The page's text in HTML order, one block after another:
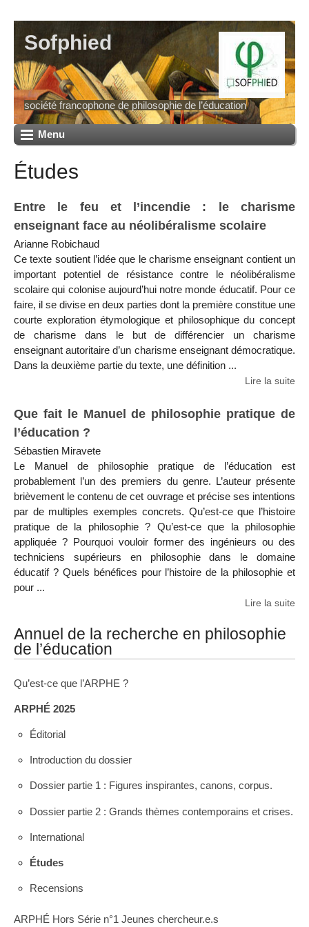
Sofphied
société francophone de philosophie de l’éducation
Menu
Études
Entre le feu et l’incendie : le charisme
enseignant face au néolibéralisme scolaire
Arianne Robichaud
Ce texte soutient l’idée que le charisme enseignant contient un
important potentiel de résistance contre le néolibéralisme
scolaire qui colonise aujourd’hui notre monde éducatif. Pour ce
faire, il se divise en deux parties dont la première constitue une
courte exploration étymologique et philosophique du concept
de charisme dans le but de différencier un charisme
enseignant autoritaire d’un charisme enseignant démocratique.
Dans la deuxième partie du texte, une définition ...
Lire la suite
Que fait le Manuel de philosophie pratique de
l’éducation ?
Sébastien Miravete
Le Manuel de philosophie pratique de l’éducation est
probablement l’un des premiers du genre. L’auteur présente
brièvement le contenu de cet ouvrage et précise ses intentions
par de multiples exemples concrets. Qu’est-ce que l’histoire
pratique de la philosophie ? Qu’est-ce que la philosophie
appliquée ? Pourquoi vouloir former des ingénieurs ou des
techniciens supérieurs en philosophie dans le domaine
éducatif ? Quels bénéfices pour l’histoire de la philosophie et
pour ...
Lire la suite
Annuel de la recherche en philosophie
de l’éducation
Qu’est-ce que l’ARPHE ?
ARPHÉ 2025
Éditorial
Introduction du dossier
Dossier partie 1 : Figures inspirantes, canons, corpus.
Dossier partie 2 : Grands thèmes contemporains et crises.
International
Études
Recensions
ARPHÉ Hors Série n°1 Jeunes chercheur.e.s